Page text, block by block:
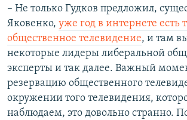
– Не только Гудков предложил,
Яковенко, уже год в интернете есть
общественное телевидение, и там
некоторые лидеры либеральной
эксперты и так далее. Важный
резервацию общественного
окружении того телевидения,
наблюдаем, это довольно странно.